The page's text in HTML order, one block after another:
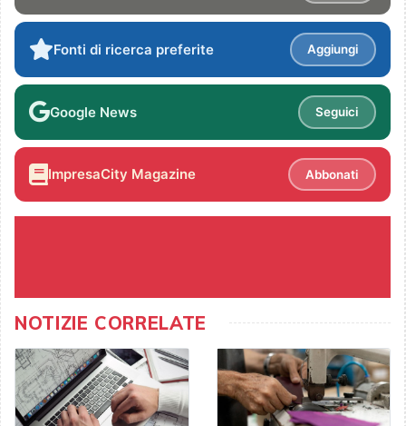
Fonti di ricerca preferite Aggiungi
Google News Seguici
ImpresaCity Magazine Abbonati
NOTIZIE CORRELATE